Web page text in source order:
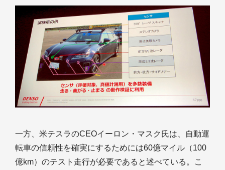
一方、米テスラのCEOイーロン・マスク氏は、自動運
転車の信頼性を確実にするためには60億マイル（100
億km）のテスト走行が必要であると述べている。こ